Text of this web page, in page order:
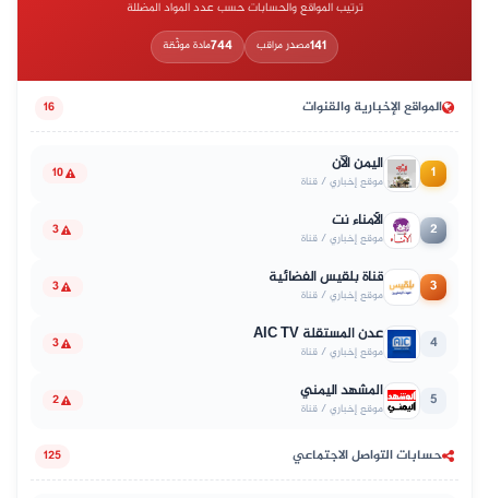
ترتيب المواقع والحسابات حسب عدد المواد المضللة
141مصدر مراقب 744مادة موثّقة
المواقع الإخبارية والقنوات 16
1 اليمن الآن
موقع إخباري / قناة 10
2 الأمناء نت
موقع إخباري / قناة 3
3 قناة بلقيس الفضائية
موقع إخباري / قناة 3
4 عدن المستقلة AIC TV
موقع إخباري / قناة 3
5 المشهد اليمني
موقع إخباري / قناة 2
حسابات التواصل الاجتماعي 125